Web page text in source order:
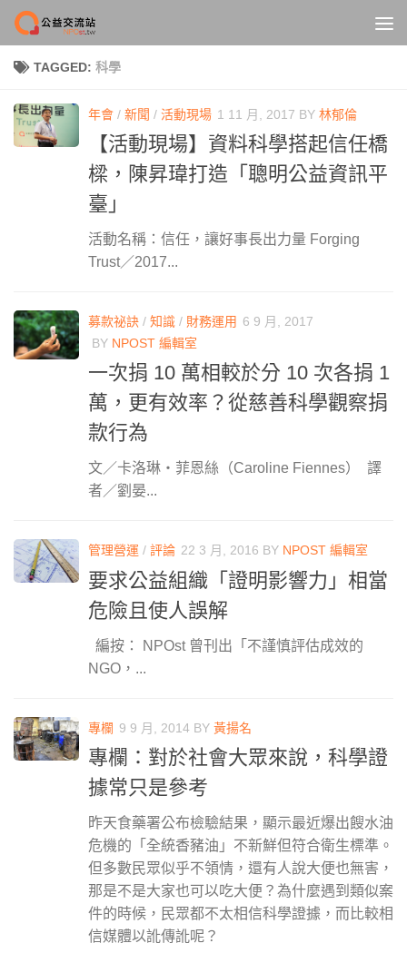
Skip to content
TAGGED: 科學
年會 / 新聞 / 活動現場 1 11 月, 2017 BY 林郁倫
【活動現場】資料科學搭起信任橋
樑，陳昇瑋打造「聰明公益資訊平
臺」
活動名稱：信任，讓好事長出力量 Forging
Trust／2017...
募款祕訣 / 知識 / 財務運用 6 9 月, 2017
BY NPOST 編輯室
一次捐 10 萬相較於分 10 次各捐 1
萬，更有效率？從慈善科學觀察捐
款行為
文／卡洛琳・菲恩絲（Caroline Fiennes） 譯
者／劉晏...
管理營運 / 評論 22 3 月, 2016 BY NPOST 編輯室
要求公益組織「證明影響力」相當
危險且使人誤解
編按： NPOst 曾刊出「不謹慎評估成效的
NGO，...
專欄 9 9 月, 2014 BY 黃揚名
專欄：對於社會大眾來說，科學證
據常只是參考
昨天食藥署公布檢驗結果，顯示最近爆出餿水油
危機的「全統香豬油」不新鮮但符合衛生標準。
但多數民眾似乎不領情，還有人說大便也無害，
那是不是大家也可以吃大便？為什麼遇到類似案
件的時候，民眾都不太相信科學證據，而比較相
信媒體以訛傳訛呢？